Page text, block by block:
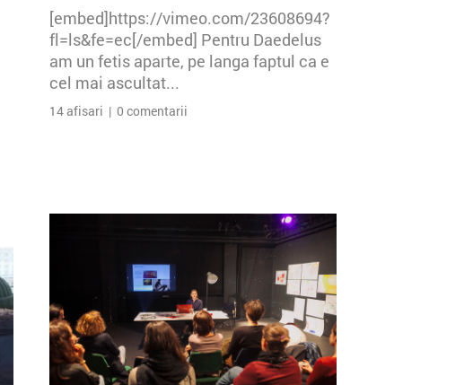
[embed]https://vimeo.com/23608694?
fl=ls&fe=ec[/embed] Pentru Daedelus
am un fetis aparte, pe langa faptul ca e
cel mai ascultat...
14 afisari | 0 comentarii